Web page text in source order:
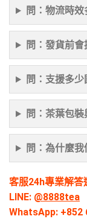
問：物流時效
問：發貨前
問：支援多少
問：茶葉包
問：為什麼
客服24h專業解答
LINE: @8888tea
WhatsApp: +852